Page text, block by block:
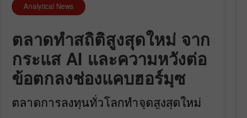
Analytical News
ตลาดทำสถิติสูงสุดใหม่ จาก
กระแส AI และความหวังต่อ
ข้อตกลงช่องแคบฮอร์มุซ
ตลาดการลงทุนทั่วโลกทำจุดสูงสุดใหม่